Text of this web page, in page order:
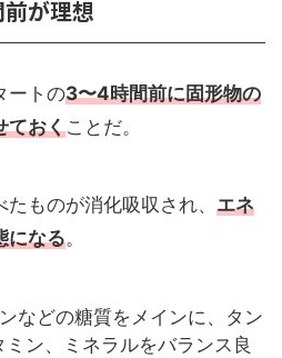
が理想
ートの3〜4時間前に固形物の
ておくことだ。
ものが消化吸収され、 エネ
になる。
などの糖質をメインに、タン
ン、ミネラルをバランス良